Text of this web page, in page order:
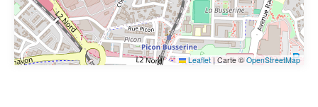
Leaflet | Carte ©OpenStreetMap